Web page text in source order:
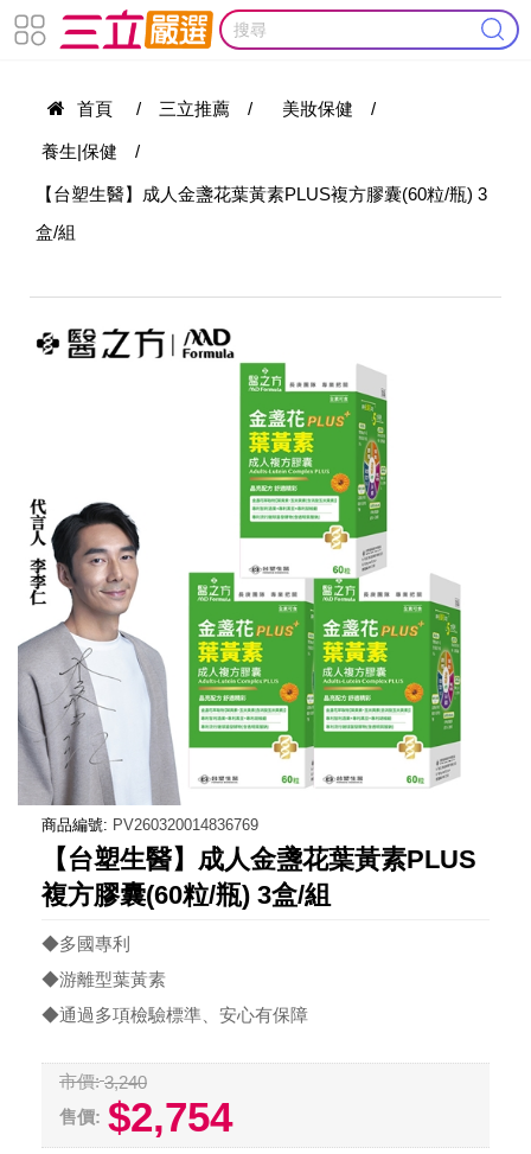
首頁 / 三立推薦 / 美妝保健 /
養生|保健 /
【台塑生醫】成人金盞花葉黃素PLUS複方膠囊(60粒/瓶) 3
盒/組
商品編號: PV260320014836769
【台塑生醫】成人金盞花葉黃素PLUS
複方膠囊(60粒/瓶) 3盒/組
◆多國專利
◆游離型葉黃素
◆通過多項檢驗標準、安心有保障
市價: 3,240
售價: $2,754